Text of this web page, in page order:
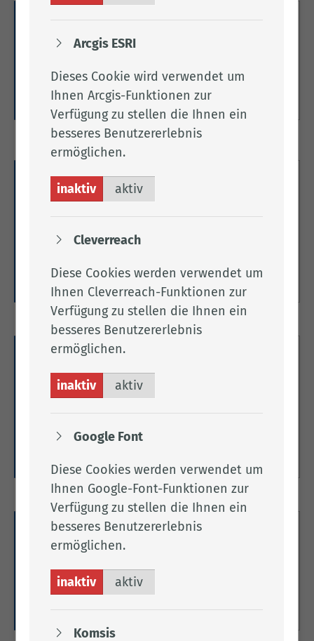
Hier finden Sie Informationen zum Thema
Soziales.
Weitere Informationen
Senioren- & Pflegestützpunkt
Hier gelangen Sie zur Website des Senioren- und
Weitere Informationen
Gesundheitsregion Landkreis
Cloppenburg
Hier gelangen Sie zur Website der
Gesundheitsregion Cloppenburg.
Informationen zum Coronavirus
Landkreises Cloppenburg.
Weitere Informationen
Arcgis ESRI
Dieses Cookie wird verwendet um
Ihnen Arcgis-Funktionen zur
Verfügung zu stellen die Ihnen ein
besseres Benutzererlebnis
ermöglichen.
inaktiv aktiv
Cleverreach
Diese Cookies werden verwendet um
Ihnen Cleverreach-Funktionen zur
Verfügung zu stellen die Ihnen ein
besseres Benutzererlebnis
ermöglichen.
inaktiv aktiv
Google Font
Diese Cookies werden verwendet um
Ihnen Google-Font-Funktionen zur
Verfügung zu stellen die Ihnen ein
besseres Benutzererlebnis
ermöglichen.
inaktiv aktiv
Komsis